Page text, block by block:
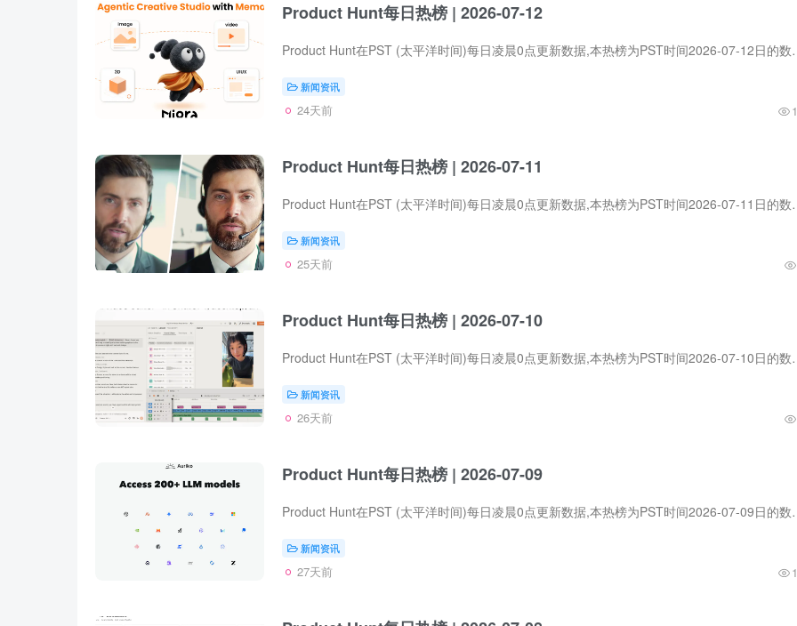
Product Hunt每日热榜 | 2026-07-12
Product Hunt在PST (太平洋时间)每日凌晨0点更
新闻资讯
24天前
Product Hunt每日热榜 | 2026-07-11
Product Hunt在PST (太平洋时间)每日凌晨0点更
新闻资讯
25天前
Product Hunt每日热榜 | 2026-07-10
Product Hunt在PST (太平洋时间)每日凌晨0点更
新闻资讯
26天前
Product Hunt每日热榜 | 2026-07-09
Product Hunt在PST (太平洋时间)每日凌晨0点更
新闻资讯
27天前